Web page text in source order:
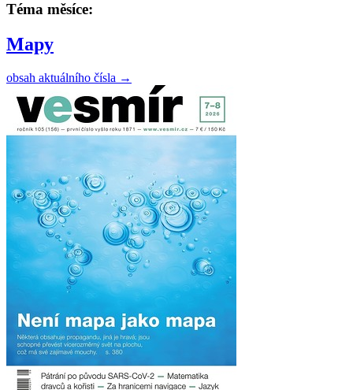
Téma měsíce:
Mapy
obsah aktuálního čísla →